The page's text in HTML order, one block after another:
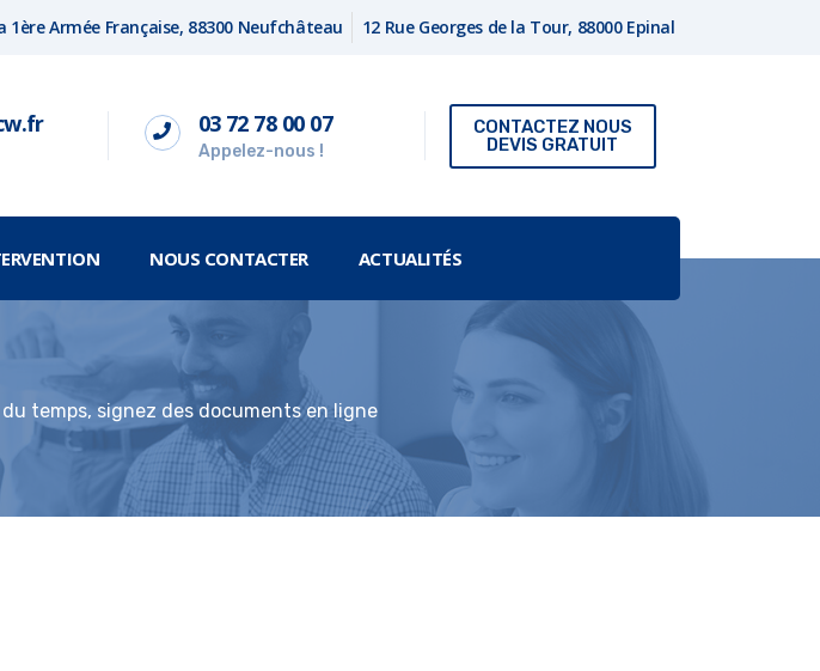
1ère Armée Française, 88300 Neufchâteau 12 Rue Georges de la Tour, 88000 Epinal
03 72 78 00 07
Appelez-nous !
CONTACTEZ NOUS
DEVIS GRATUIT
NOUS CONTACTER ACTUALITÉS
temps, signez des documents en ligne